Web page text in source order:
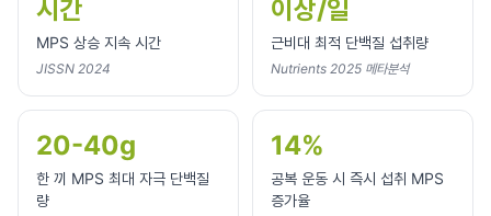
시간
MPS 상승 지속 시간
JISSN 2024
이상/일
근비대 최적 단백질 섭취량
Nutrients 2025 메타분석
20-40g
한 끼 MPS 최대 자극 단백질
량
14%
공복 운동 시 즉시 섭취 MPS
증가율